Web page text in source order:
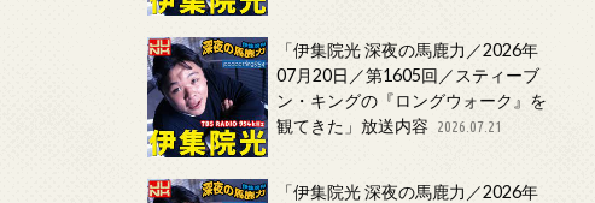
「伊集院光 深夜の馬鹿力／2026年
07月20日／第1605回／スティーブ
ン・キングの『ロングウォーク』を
観てきた」放送内容
2026.07.21
「伊集院光 深夜の馬鹿力／2026年